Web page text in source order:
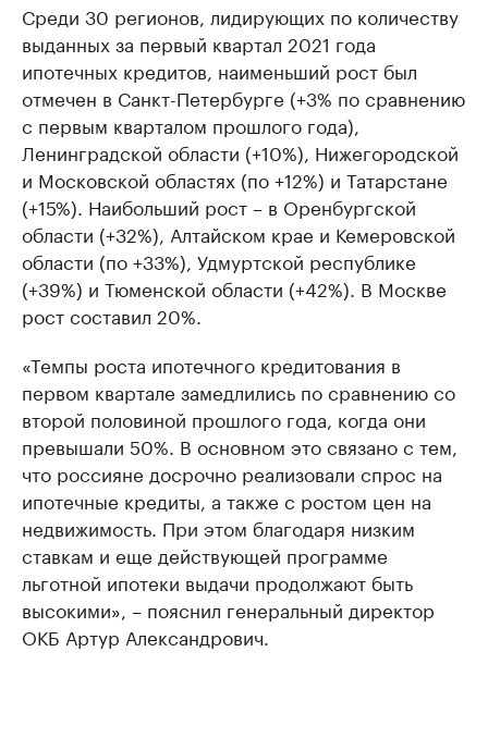
Среди 30 регионов, лидирующих по количеству
выданных за первый квартал 2021 года
ипотечных кредитов, наименьший рост был
отмечен в Санкт-Петербурге (+3% по сравнению
с первым кварталом прошлого года),
Ленинградской области (+10%), Нижегородской
и Московской областях (по +12%) и Татарстане
(+15%). Наибольший рост – в Оренбургской
области (+32%), Алтайском крае и Кемеровской
области (по +33%), Удмуртской республике
(+39%) и Тюменской области (+42%). В Москве
рост составил 20%.
«Темпы роста ипотечного кредитования в
первом квартале замедлились по сравнению со
второй половиной прошлого года, когда они
превышали 50%. В основном это связано с тем,
что россияне досрочно реализовали спрос на
ипотечные кредиты, а также с ростом цен на
недвижимость. При этом благодаря низким
ставкам и еще действующей программе
льготной ипотеки выдачи продолжают быть
высокими», – пояснил генеральный директор
ОКБ Артур Александрович.